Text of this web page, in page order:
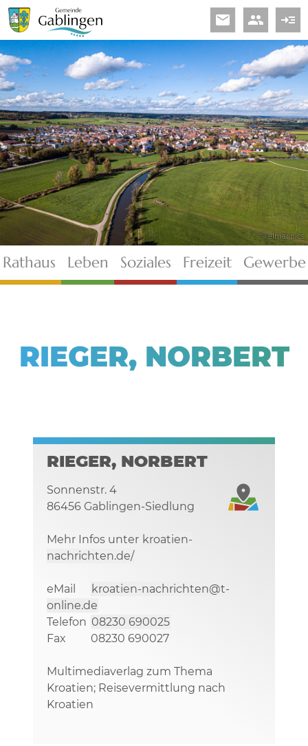
read_more
people
email
© elmar.pics
Rathaus Leben Soziales Freizeit Gewerbe
RIEGER, NORBERT
RIEGER, NORBERT
Sonnenstr. 4
86456 Gablingen-Siedlung
Mehr Infos unter kroatien-
nachrichten.de/
eMail
kroatien-nachrichten@t-
online.de
Telefon 08230 690025
Fax
08230 690027
Multimediaverlag zum Thema
Kroatien; Reisevermittlung nach
Kroatien